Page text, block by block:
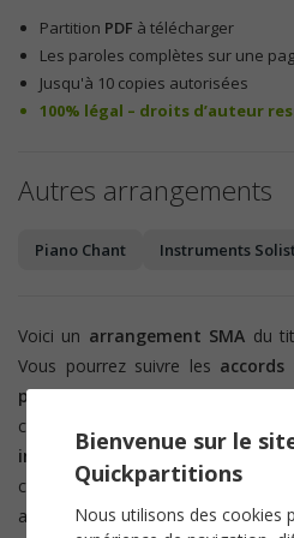
Partition PDF à télécharger
Les paroles complètes sur une
Jusqu'à 10 copies autorisées
100% légal – droits d’auteur
Autres arrangements
Piano Chant Instruments
Voici un arrangement SMA du
Vous pourrez suivre les accords
partitionpour vous
cependant que
interprétation possible a
chaque voix pendant que les
avec des syllabes, sur une
Bienvenue sur le
Quickpartitions
Nous utilisons des cookies